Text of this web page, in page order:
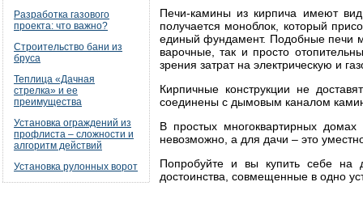
Разработка газового
проекта: что важно?
Строительство бани из
бруса
Теплица «Дачная
стрелка» и ее
преимущества
Установка ограждений из
профлиста – сложности и
алгоритм действий
Установка рулонных ворот
Печи-камины из кирпича имеют
получается моноблок, который
единый фундамент. Подобные печи
варочные, так и просто
зрения затрат на электрическую и
Кирпичные конструкции не
соединены с дымовым каналом
В простых многоквартирных домах
невозможно, а для дачи – это
Попробуйте и вы купить себе на
достоинства, совмещенные в одно